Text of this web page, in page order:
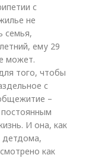
с
не
семья,
ему 29
может.
того, чтобы
с
–
И она, как
детдома,
как